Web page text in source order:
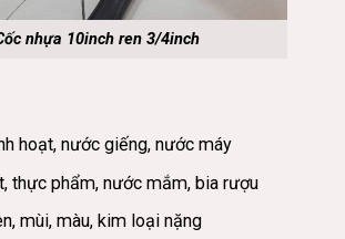
nhựa 10inch ren 3/4inch
hoạt, nước giếng, nước máy
thực phẩm, nước mắm, bia rượu
mùi, màu, kim loại nặng